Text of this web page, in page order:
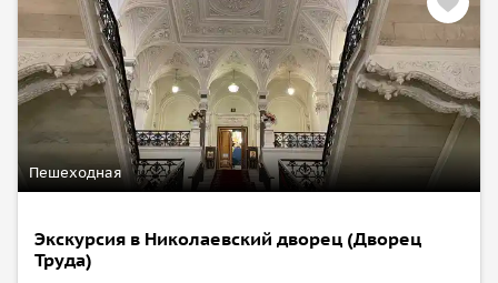
Пешеходная
Экскурсия в Николаевский дворец (Дворец
Труда)